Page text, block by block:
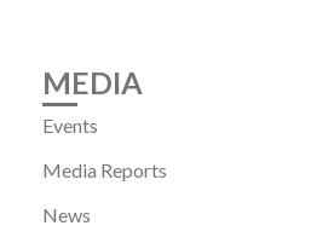
MEDIA
Events
Media Reports
News